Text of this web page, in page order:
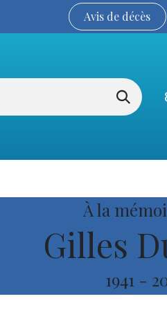
Avis de décès
À la
Gilles
1941 -